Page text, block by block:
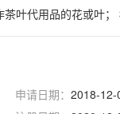
叶代用品的花或叶；
申请日期： 2018-12-